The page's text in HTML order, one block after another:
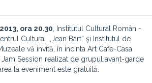
ora 20.30 , Institutul Cultural Român -
Cultural ,,Jean Bart” şi Institutul de
vă invită, în incinta Art Cafe-Casa
Session realizat de grupul avant-garde
la eveniment este gratuită.